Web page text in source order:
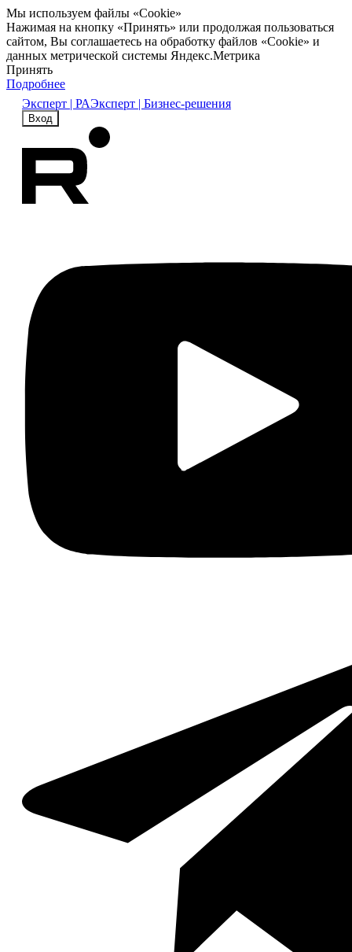
Мы используем файлы «Cookie»
Нажимая на кнопку «Принять» или продолжая пользоваться
сайтом, Вы соглашаетесь на обработку файлов «Cookie» и
данных метрической системы Яндекс.Метрика
Принять
Подробнее
Эксперт | РАЭксперт | Бизнес-решения
Вход